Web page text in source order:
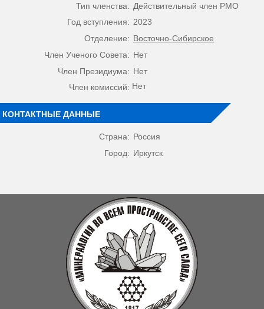
Тип членства: Действительный член РМО
Год вступления: 2023
Отделение: Восточно-Сибирское
Член Ученого Совета: Нет
Член Президиума: Нет
Член комиссий: Нет
КОНТАКТНЫЕ ДАННЫЕ
Страна: Россия
Город: Иркутск